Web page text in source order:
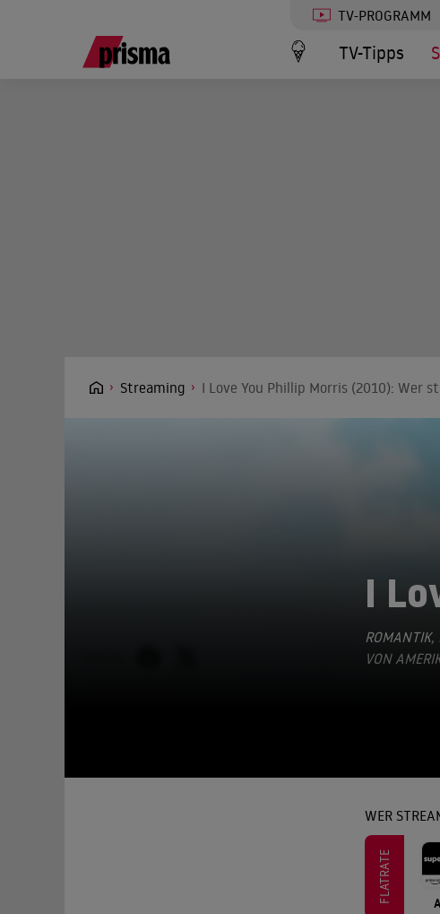
TV-PROGRAMM
TV-Tipps
Streaming I Love You Phillip Morris (2010): Wer
I
ROMANTIK,
VON
WER
FLATRATE